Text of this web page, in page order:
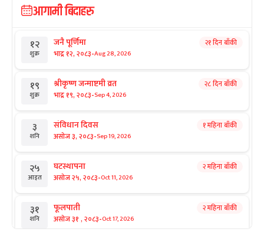
आगामी बिदाहरु
१२
शुक्र
जनै पूर्णिमा
भाद्र १२, २०८३-Aug 28, 2026
२१ दिन बाँकी
१९
शुक्र
श्रीकृष्ण जन्माष्टमी व्रत
भाद्र १९, २०८३-Sep 4, 2026
२८ दिन बाँकी
३
शनि
संविधान दिवस
असोज ३, २०८३-Sep 19, 2026
१ महिना बाँकी
२५
आइत
घटस्थापना
असोज २५, २०८३-Oct 11, 2026
२ महिना बाँकी
३१
शनि
फूलपाती
असोज ३१ , २०८३-Oct 17, 2026
२ महिना बाँकी